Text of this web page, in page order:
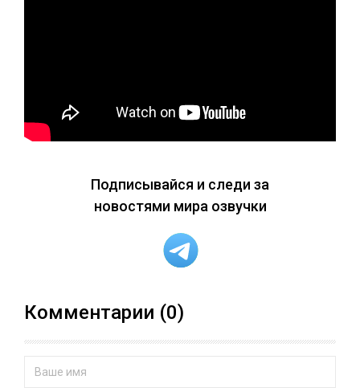
Подписывайся и следи за
новостями мира озвучки
Комментарии (0)